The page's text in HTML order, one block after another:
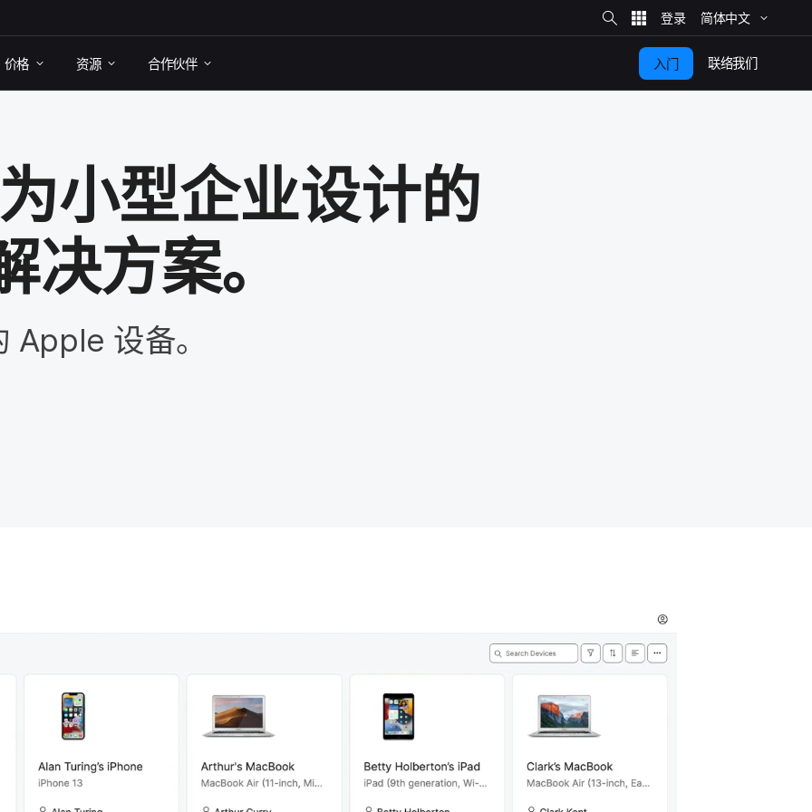
站
​内
​
简体​中文
价格 资源 合作​伙伴 入​门 联络​我们
小型​企业​设计​的
决​方案。
Apple 设备。